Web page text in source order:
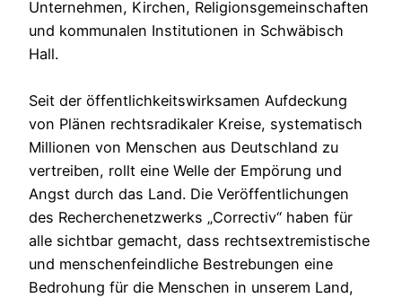
Unternehmen, Kirchen, Religionsgemeinschaften
und kommunalen Institutionen in Schwäbisch
Hall.
Seit der öffentlichkeitswirksamen Aufdeckung
von Plänen rechtsradikaler Kreise, systematisch
Millionen von Menschen aus Deutschland zu
vertreiben, rollt eine Welle der Empörung und
Angst durch das Land. Die Veröffentlichungen
des Recherchenetzwerks „Correctiv“ haben für
alle sichtbar gemacht, dass rechtsextremistische
und menschenfeindliche Bestrebungen eine
Bedrohung für die Menschen in unserem Land,